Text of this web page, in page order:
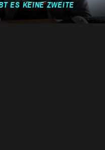
ES KEINE ZWEITE